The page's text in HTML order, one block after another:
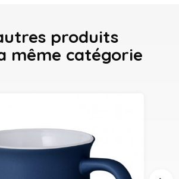
produits
même catégorie